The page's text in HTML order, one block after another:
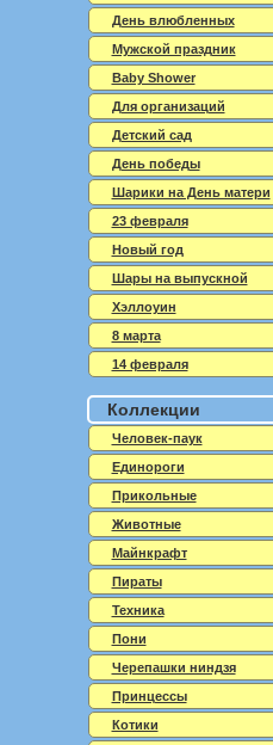
День влюбленных
Мужской праздник
Baby Shower
Для организаций
Детский сад
День победы
Шарики на День матери
23 февраля
Новый год
Шары на выпускной
Хэллоуин
8 марта
14 февраля
Коллекции
Человек-паук
Единороги
Прикольные
Животные
Майнкрафт
Пираты
Техника
Пони
Черепашки ниндзя
Принцессы
Котики